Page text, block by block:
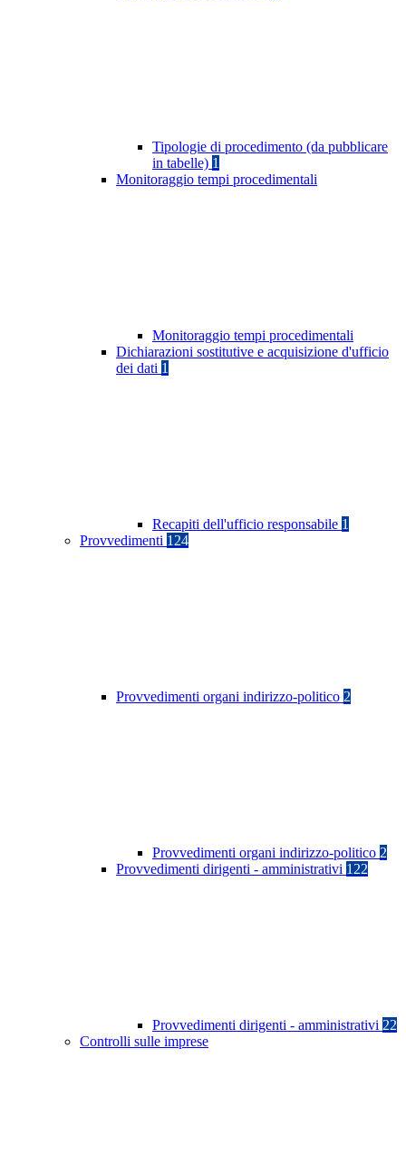
Tipologie di procedimento (da pubblicare
in tabelle) 1
Monitoraggio tempi procedimentali
Monitoraggio tempi procedimentali
Dichiarazioni sostitutive e acquisizione d'ufficio
dei dati 1
Recapiti dell'ufficio responsabile 1
Provvedimenti 124
Provvedimenti organi indirizzo-politico 2
Provvedimenti organi indirizzo-politico 2
Provvedimenti dirigenti - amministrativi 122
Provvedimenti dirigenti - amministrativi 22
Controlli sulle imprese